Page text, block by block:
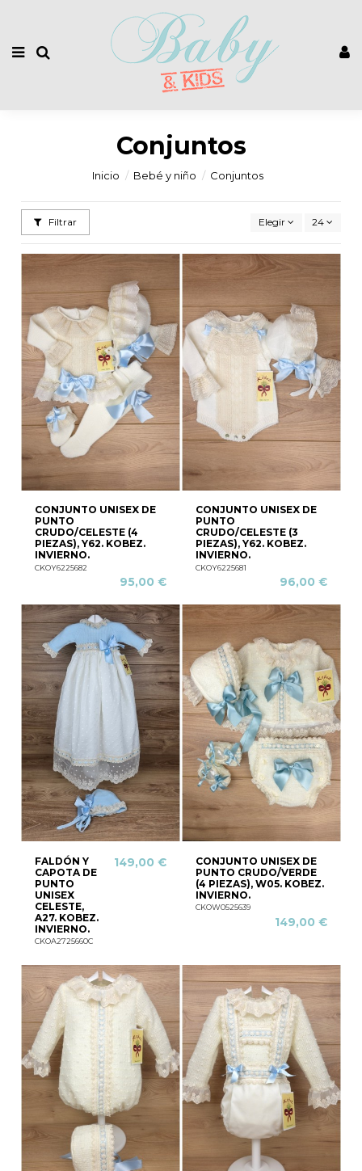
Conjuntos
Inicio Bebé y niño Conjuntos
Filtrar Elegir 24
CONJUNTO UNISEX DE
PUNTO
CRUDO/CELESTE (4
PIEZAS), Y62. KOBEZ.
INVIERNO.
CKOY6225682
95,00 €
CONJUNTO UNISEX DE
PUNTO
CRUDO/CELESTE (3
PIEZAS), Y62. KOBEZ.
INVIERNO.
CKOY6225681
96,00 €
FALDÓN Y
CAPOTA DE
PUNTO
UNISEX
CELESTE,
A27. KOBEZ.
INVIERNO.
CKOA2725660C
149,00 €
CONJUNTO UNISEX DE
PUNTO CRUDO/VERDE
(4 PIEZAS), W05. KOBEZ.
INVIERNO.
CKOW0525639
149,00 €